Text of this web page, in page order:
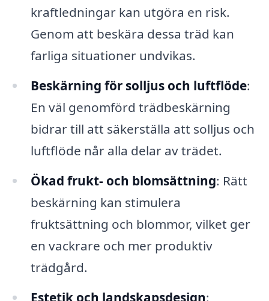
kraftledningar kan utgöra en risk.
Genom att beskära dessa träd kan
farliga situationer undvikas.
Beskärning för solljus och luftflöde:
En väl genomförd trädbeskärning
bidrar till att säkerställa att solljus och
luftflöde når alla delar av trädet.
Ökad frukt- och blomsättning: Rätt
beskärning kan stimulera
fruktsättning och blommor, vilket ger
en vackrare och mer produktiv
trädgård.
Estetik och landskapsdesign: